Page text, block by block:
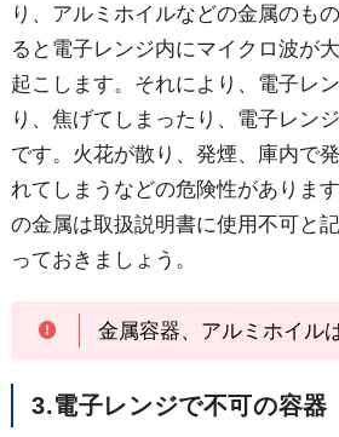
り、アルミホイルなどの金属のも
ると電子レンジ内にマイクロ波が
起こします。それにより、電子レ
り、焦げてしまったり、電子レン
です。火花が散り、発煙、庫内で
れてしまうなどの危険性がありま
の金属は取扱説明書に使用不可と
っておきましょう。
金属容器、アルミホイル
3.電子レンジで不可の容器